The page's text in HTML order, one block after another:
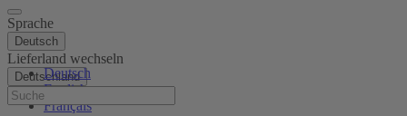
Sprache
Deutsch
Deutsch
English
Français
Lieferland wechseln
Deutschland
Hilfe